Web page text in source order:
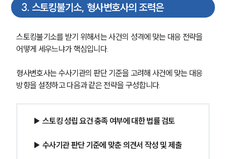
3. 스토킹불기소, 형사변호사의 조력은
스토킹불기소를 받기 위해서는 사건의 성격에 맞는 대응 전략을
어떻게 세우느냐가 핵심입니다.
형사변호사는 수사기관의 판단 기준을 고려해 사건에 맞는 대응
방향을 설정하고 다음과 같은 전략을 구성합니다.
▶ 스토킹 성립 요건 충족 여부에 대한 법률 검토
▶ 수사기관 판단 기준에 맞춘 의견서 작성 및 제출